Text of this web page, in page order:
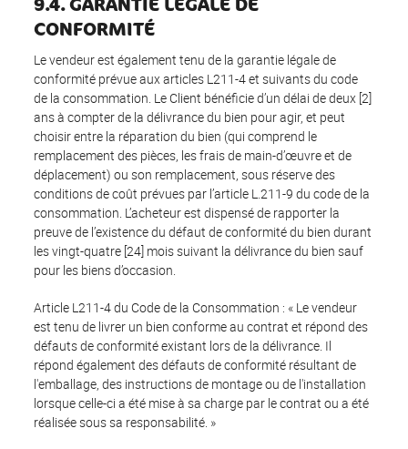
CONFORMITÉ
Le vendeur est également tenu de la garantie légale de
conformité prévue aux articles L211-4 et suivants du code
de la consommation. Le Client bénéficie d’un délai de deux [2]
ans à compter de la délivrance du bien pour agir, et peut
choisir entre la réparation du bien (qui comprend le
remplacement des pièces, les frais de main-d’œuvre et de
déplacement) ou son remplacement, sous réserve des
conditions de coût prévues par l’article L.211-9 du code de la
consommation. L’acheteur est dispensé de rapporter la
preuve de l’existence du défaut de conformité du bien durant
les vingt-quatre [24] mois suivant la délivrance du bien sauf
pour les biens d’occasion.
Article L211-4 du Code de la Consommation : « Le vendeur
est tenu de livrer un bien conforme au contrat et répond des
défauts de conformité existant lors de la délivrance. Il
répond également des défauts de conformité résultant de
l'emballage, des instructions de montage ou de l'installation
lorsque celle-ci a été mise à sa charge par le contrat ou a été
réalisée sous sa responsabilité. »